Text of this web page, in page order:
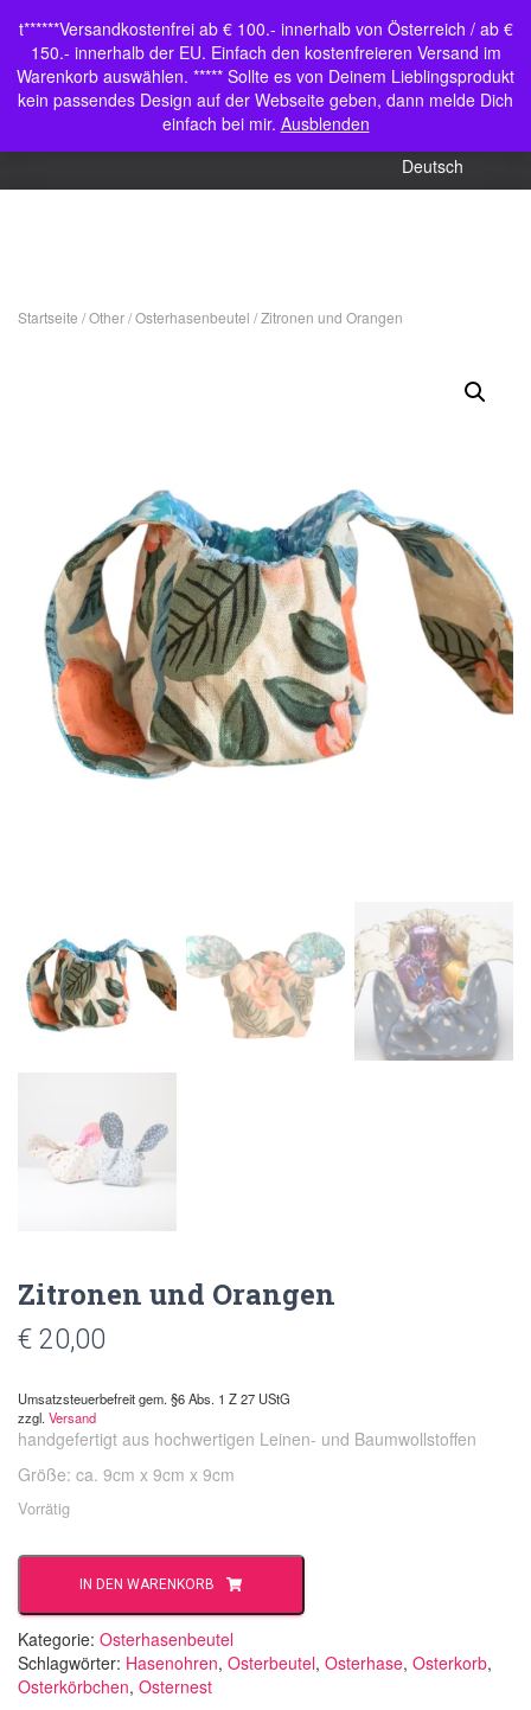
t******Versandkostenfrei ab € 100.- innerhalb von Österreich / ab €
150.- innerhalb der EU. Einfach den kostenfreieren Versand im
Warenkorb auswählen. ***** Sollte es von Deinem Lieblingsprodukt
kein passendes Design auf der Webseite geben, dann melde Dich
einfach bei mir. Ausblenden
Shop
Mein Konto
Deutsch
Navigation umschalten
Startseite /Other/Osterhasenbeutel / Zitronen und Orangen
Zitronen und Orangen
€ 20,00
Umsatzsteuerbefreit gem. §6 Abs. 1 Z 27 UStG
zzgl. Versand
handgefertigt aus hochwertigen Leinen- und Baumwollstoffen
Größe: ca. 9cm x 9cm x 9cm
Vorrätig
Zitronen
Orangen
Menge
IN DEN WARENKORB
Kategorie: Osterhasenbeutel
Schlagwörter: Hasenohren, Osterbeutel, Osterhase, Osterkorb,
Osterkörbchen, Osternest